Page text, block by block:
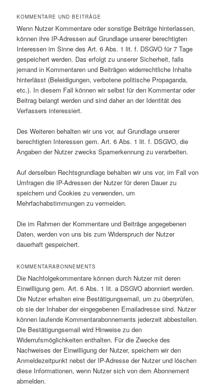
KOMMENTARE UND BEITRÄGE
Wenn Nutzer Kommentare oder sonstige Beiträge hinterlassen,
können ihre IP-Adressen auf Grundlage unserer berechtigten
Interessen im Sinne des Art. 6 Abs. 1 lit. f. DSGVO für 7 Tage
gespeichert werden. Das erfolgt zu unserer Sicherheit, falls
jemand in Kommentaren und Beiträgen widerrechtliche Inhalte
hinterlässt (Beleidigungen, verbotene politische Propaganda,
etc.). In diesem Fall können wir selbst für den Kommentar oder
Beitrag belangt werden und sind daher an der Identität des
Verfassers interessiert.
Des Weiteren behalten wir uns vor, auf Grundlage unserer
berechtigten Interessen gem. Art. 6 Abs. 1 lit. f. DSGVO, die
Angaben der Nutzer zwecks Spamerkennung zu verarbeiten.
Auf derselben Rechtsgrundlage behalten wir uns vor, im Fall von
Umfragen die IP-Adressen der Nutzer für deren Dauer zu
speichern und Cookies zu verwenden, um
Mehrfachabstimmungen zu vermeiden.
Die im Rahmen der Kommentare und Beiträge angegebenen
Daten, werden von uns bis zum Widerspruch der Nutzer
dauerhaft gespeichert.
KOMMENTARABONNEMENTS
Die Nachfolgekommentare können durch Nutzer mit deren
Einwilligung gem. Art. 6 Abs. 1 lit. a DSGVO abonniert werden.
Die Nutzer erhalten eine Bestätigungsemail, um zu überprüfen,
ob sie der Inhaber der eingegebenen Emailadresse sind. Nutzer
können laufende Kommentarabonnements jederzeit abbestellen.
Die Bestätigungsemail wird Hinweise zu den
Widerrufsmöglichkeiten enthalten. Für die Zwecke des
Nachweises der Einwilligung der Nutzer, speichern wir den
Anmeldezeitpunkt nebst der IP-Adresse der Nutzer und löschen
diese Informationen, wenn Nutzer sich von dem Abonnement
abmelden.